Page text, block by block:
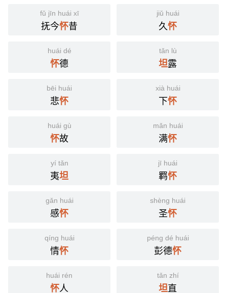
fǔ jīn huái xī
抚今怀昔
jiǔ huái
久怀
huái dé
怀德
tǎn lù
坦露
bēi huái
悲怀
xià huái
下怀
huái gù
怀故
mǎn huái
满怀
yí tǎn
夷坦
jī huái
羁怀
gǎn huái
感怀
shèng huái
圣怀
qíng huái
情怀
péng dé huái
彭德怀
huái rén
怀人
tǎn zhí
坦直